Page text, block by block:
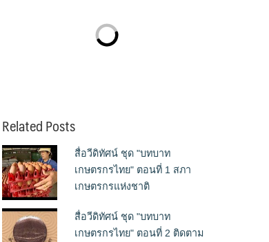
Related Posts
สื่อวีดิทัศน์ ชุด "บทบาท
เกษตรกรไทย" ตอนที่ 1 สภา
เกษตรกรแห่งชาติ
สื่อวีดิทัศน์ ชุด "บทบาท
เกษตรกรไทย" ตอนที่ 2 ติดตาม